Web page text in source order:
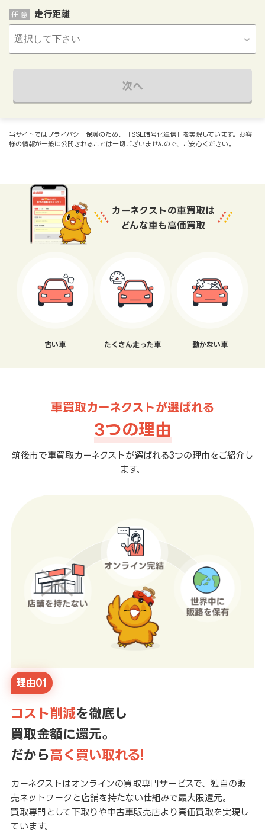
走行距離
任 意
次へ
当サイトではプライバシー保護のため、「SSL暗号化通信」を実現しています。お客
様の情報が一般に公開されることは一切ございませんので、ご安心ください。
カーネクストの車買取は
どんな車も高価買取
古い車 たくさん走った車 動かない車
車買取カーネクストが選ばれる
3つの理由
筑後市で車買取カーネクストが選ばれる3つの理由をご紹介し
ます。
理由01
コスト削減を徹底し
買取金額に還元。
だから高く買い取れる!
カーネクストはオンラインの買取専門サービスで、独自の販
売ネットワークと店舗を持たない仕組みで最大限還元。
買取専門として下取りや中古車販売店より高価買取を実現し
ています。